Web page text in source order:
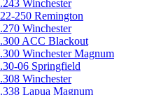
.243 Winchester
22-250 Remington
.270 Winchester
.300 ACC Blackout
.300 Winchester Magnum
.30-06 Springfield
.308 Winchester
.338 Lapua Magnum